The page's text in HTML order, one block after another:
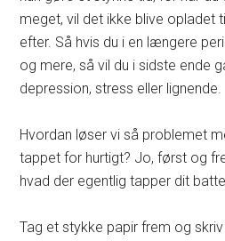
meget, vil det ikke blive opladet
efter. Så hvis du i en længere
og mere, så vil du i sidste ende
depression, stress eller lignende.
Hvordan løser vi så problemet
tappet for hurtigt? Jo, først og
hvad der egentlig tapper dit
Tag et stykke papir frem og